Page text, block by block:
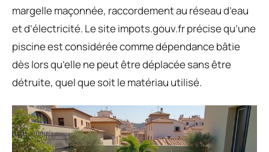
margelle maçonnée, raccordement au réseau d’eau
et d’électricité. Le site impots.gouv.fr précise qu’une
piscine est considérée comme dépendance bâtie
dès lors qu’elle ne peut être déplacée sans être
détruite, quel que soit le matériau utilisé.